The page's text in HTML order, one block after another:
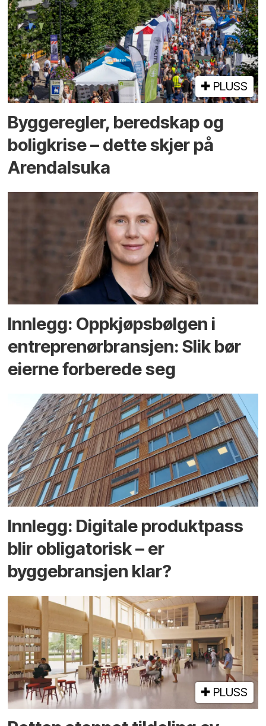
PLUSS
Bygge­regler, beredskap og
bolig­krise – dette skjer på
Arendals­uka
Innlegg: Oppkjøps­bølgen i
entreprenør­bransjen: Slik bør
eierne forberede seg
Innlegg: Digitale produktpass
blir obligatorisk – er
byggebransjen klar?
PLUSS